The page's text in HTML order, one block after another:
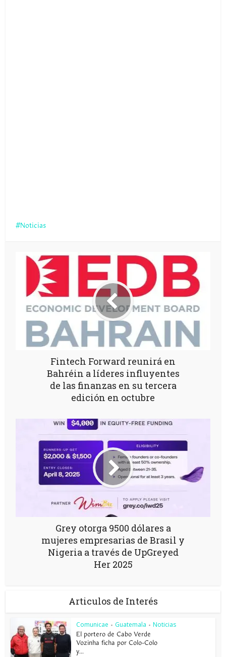
Noticias
Fintech Forward reunirá en
Bahréin a líderes influyentes
de las finanzas en su tercera
edición en octubre
Grey otorga 9500 dólares a
mujeres empresarias de Brasil y
Nigeria a través de UpGreyed
Her 2025
Articulos de Interés
Comunicae • Guatemala • Noticias
El portero de Cabo Verde
Vozinha ficha por Colo-Colo
y...